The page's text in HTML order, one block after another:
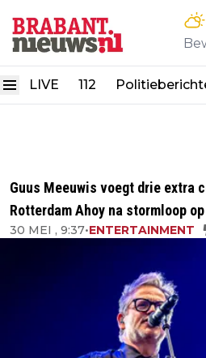
LIVE 112
Guus Meeuwis voegt drie extra
Rotterdam Ahoy na stormloop
30 MEI , 9:37•ENTERTAINMENT